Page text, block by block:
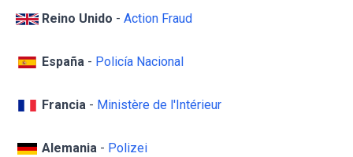
Reino Unido - Action Fraud
España - Policía Nacional
Francia - Ministère de l'Intérieur
Alemania - Polizei